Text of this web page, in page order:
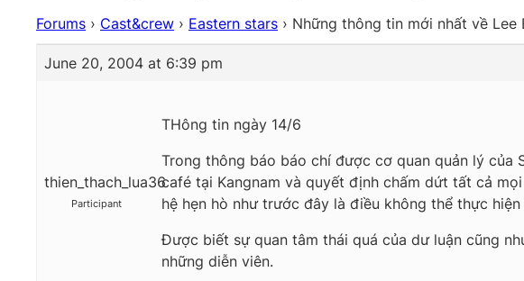
Forums › Cast&crew › Eastern stars › Những thông tin mới nhất về Lee
June 20, 2004 at 6:39 pm
thien_thach_lua36
Participant
THông tin ngày 14/6
Trong thông báo báo chí được cơ quan quản lý của
café tại Kangnam và quyết định chấm dứt tất cả
hệ hẹn hò như trước đây là điều không thể thực
Được biết sự quan tâm thái quá của dư luận cũng
những diễn viên.